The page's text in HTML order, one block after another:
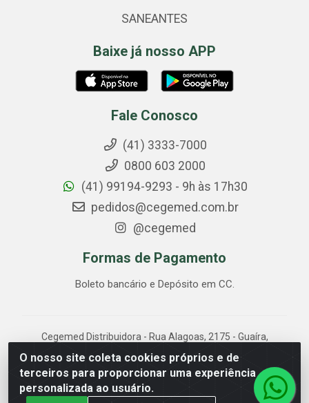
O nosso site coleta cookies próprios e de
terceiros para proporcionar uma experiência
personalizada ao usuário.
SANEANTES
Baixe já nosso APP
Fale Conosco
(41) 3333-7000
0800 603 2000
(41) 99194-9293 - 9h às 17h30
pedidos@cegemed.com.br
@cegemed
Formas de Pagamento
Boleto bancário e Depósito em CC.
Cegemed Distribuidora - Rua Alagoas, 2175 - Guaíra,
Curitiba/PR - CEP 80.630-050 - CNPJ 85.017.994/0001-